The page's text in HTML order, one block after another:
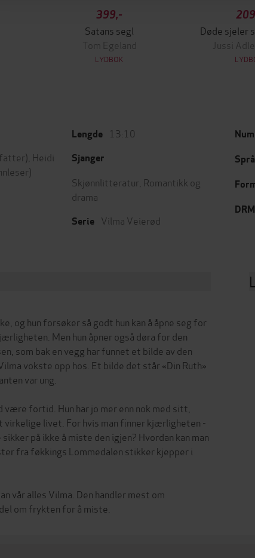
399,-
Satans segl
Tom Egeland
LYDBOK
Døde sjeler
Jussi
Heidi
Lengde 13:10
Sjanger
Skjønnlitteratur Romantikk og
drama
Serie Vilma Veierød
og hun forsøker så godt hun kan å åpne seg for
Men hun åpner også døra for den
som bak en vegg har funnet et bilde av den
vokste opp hos. Et bilde det står «Din Ruth»
var ung.
fortid. Hun har jo mer enn nok med sitt,
virkelige livet. For hvis man finner kjærligheten -
på ikke å miste den igjen? Hvordan kan man
fra føkkings Lommedalen stikker kjepper i
vår alles Vilma. Den handler mest om